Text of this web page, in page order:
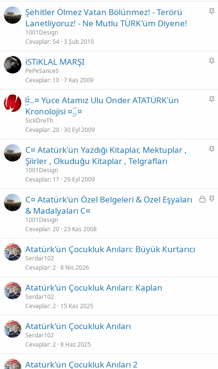
tS
Şehitler Ölmez Vatan Bölünmez! - Terörü
Lanetliyoruz! - Ne Mutlu TÜRK'üm Diyene!
1001Design
Cevaplar 54 3 Şub 2010
S
t
iSTiKLAL MARŞI
PePeSanceS
Cevaplar 10 7 Kas 2009
S
¤ۣۜ..¤ Yüce Atamız Ulu Önder ATATÜRK'ün
Kronolojisi ¤ۣۜ..¤
SickDreTh
Cevaplar 20 30 Eyl 2009
S
C¤ Atatürk'ün Yazdığı Kitaplar, Mektuplar ,
Şiirler , Okuduğu Kitaplar , Telgrafları
1001Design
Cevaplar 17 29 Eyl 2009
K
S
C¤ Atatürk'ün Özel Belgeleri & Özel Eşyaları
& Madalyaları C¤
1001Design
Cevaplar 20 23 Kas 2008
Atatürk'ün Çocukluk Anıları: Büyük Kurtarıcı
Serdar102
Cevaplar 2 8 Nis 2026
Atatürk'ün Çocukluk Anıları: Kaplan
Serdar102
Cevaplar 2 15 Kas 2025
Atatürk'ün Çocukluk Anıları
Serdar102
Cevaplar 2 8 Haz 2025
Atatürk'ün Çocukluk Anıları 2